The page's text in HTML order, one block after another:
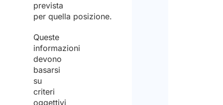
prevista
per quella posizione.
Queste
informazioni
devono
basarsi
su
criteri
oggettivi